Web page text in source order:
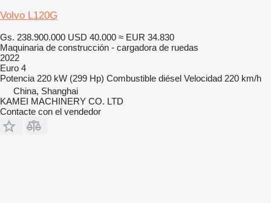
Volvo L120G
Gs. 238.900.000 USD 40.000 ≈ EUR 34.830
Maquinaria de construcción - cargadora de ruedas
2022
Euro 4
Potencia 220 kW (299 Hp) Combustible diésel Velocidad 220 km/h
China, Shanghai
KAMEI MACHINERY CO. LTD
Contacte con el vendedor